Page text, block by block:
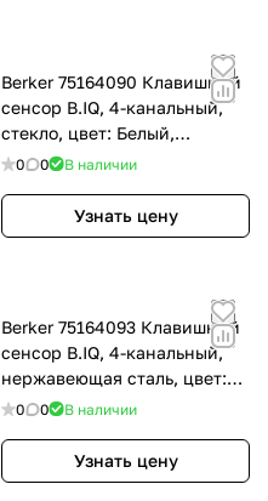
Berker 75164090 Клавишный
сенсор B.IQ, 4-канальный,
стекло, цвет: Белый,
оттенок: Полярная белизна
0 0 В наличии
Узнать цену
Berker 75164093 Клавишный
сенсор B.IQ, 4-канальный,
нержавеющая сталь, цвет:
Нержавеющая сталь
0 0 В наличии
Узнать цену